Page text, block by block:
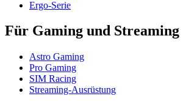
Ergo-Serie
Für Gaming und Streaming
Astro Gaming
Pro Gaming
SIM Racing
Streaming-Ausrüstung